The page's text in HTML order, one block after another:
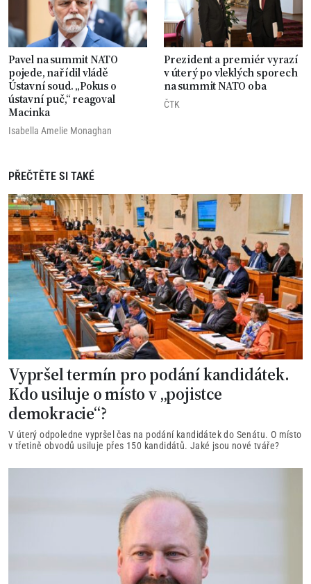
Pavel na summit NATO
pojede, nařídil vládě
Ústavní soud. „Pokus o
ústavní puč,“ reagoval
Macinka
Isabella Amelie Monaghan
Prezident a premiér vyrazí
v úterý po vleklých sporech
na summit NATO oba
ČTK
PŘEČTĚTE SI TAKÉ
Vypršel termín pro podání kandidátek.
Kdo usiluje o místo v „pojistce
demokracie“?
V úterý odpoledne vypršel čas na podání kandidátek do Senátu. O místo
v třetině obvodů usiluje přes 150 kandidátů. Jaké jsou nové tváře?